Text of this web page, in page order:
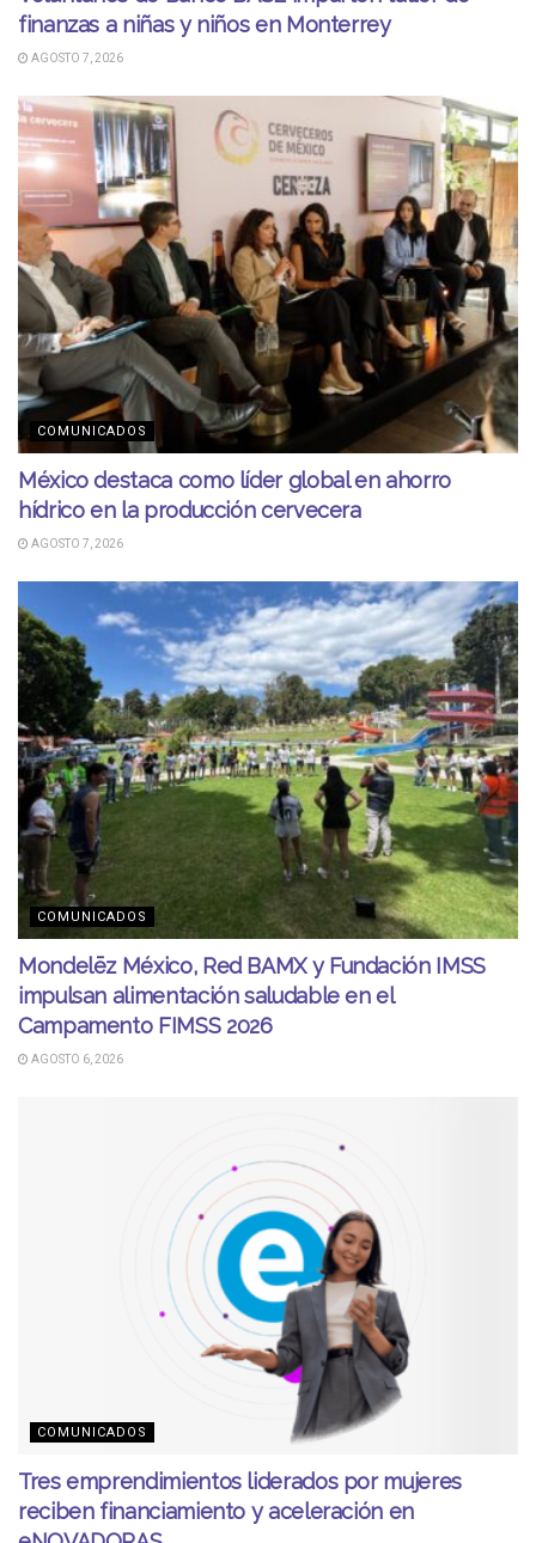
finanzas a niñas y niños en Monterrey
AGOSTO 7, 2026
COMUNICADOS
México destaca como líder global en ahorro
hídrico en la producción cervecera
AGOSTO 7, 2026
COMUNICADOS
Mondelēz México, Red BAMX y Fundación IMSS
impulsan alimentación saludable en el
Campamento FIMSS 2026
AGOSTO 6, 2026
COMUNICADOS
Tres emprendimientos liderados por mujeres
reciben financiamiento y aceleración en